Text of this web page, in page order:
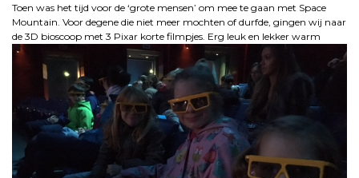
Toen was het tijd voor de ‘grote mensen’ om mee te gaan met Space
Mountain. Voor degene die niet meer mochten of durfde, gingen wij naar
de 3D bioscoop met 3 Pixar korte filmpjes. Erg leuk en lekker warm